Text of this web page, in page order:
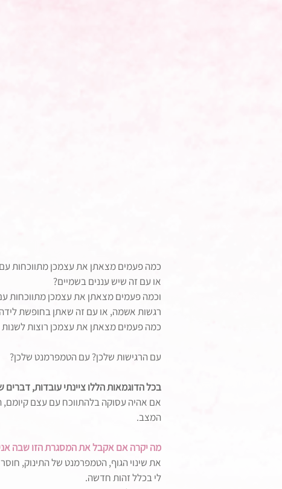
כמה פעמים מצאתן את עצמכן מתווכחות
או עם זה שיש עננים בשמיים?
וכמה פעמים מצאתן את עצמכן מתווכחות
רגשות אשמה, או עם זה שאתן בחופשת
כמה פעמים מצאתן את עצמכן רוצות לשנות
עם הרגישות שלכן? עם הטמפרמנט שלכן?
בכל הדוגמאות הללו ציינתי עובדות,
אם אהיה עסוקה בלהתווכח עם עצם
המצב.
מה יקרה אם אקבל את המסגרת הזו שבה
את שינוי הגוף, הטמפרמנט של התינוק,
לי בכלל זהות חדשה.